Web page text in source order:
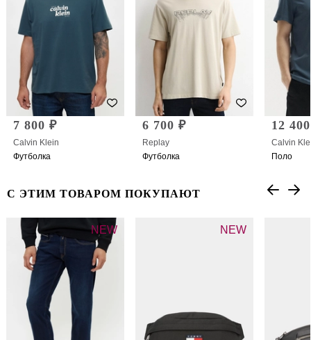
7 800 ₽
Calvin Klein
Футболка
6 700 ₽
Replay
Футболка
12
Calvin
Поло
С ЭТИМ ТОВАРОМ ПОКУПАЮТ
NEW NEW